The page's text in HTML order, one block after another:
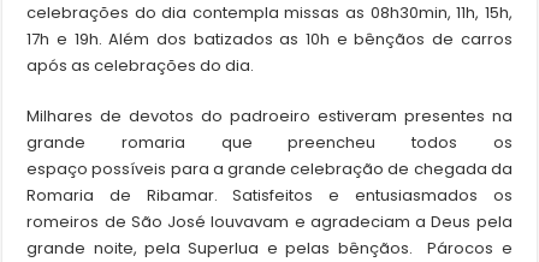
celebrações do dia contempla missas as 08h30min, 11h, 15h,
17h e 19h. Além dos batizados as 10h e bênçãos de carros
após as celebrações do dia.
Milhares de devotos do padroeiro estiveram presentes na
grande romaria que preencheu todos os
espaço possíveis para a grande celebração de chegada da
Romaria de Ribamar. Satisfeitos e entusiasmados os
romeiros de São José louvavam e agradeciam a Deus pela
grande noite, pela Superlua e pelas bênçãos. Párocos e